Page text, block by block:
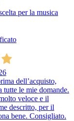
per la musica
dell’acquisto,
tutte le mie domande.
veloce e il
descritto, per il
bene. Consigliato.